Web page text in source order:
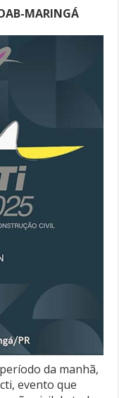
MARINGÁ
da manhã,
evento que